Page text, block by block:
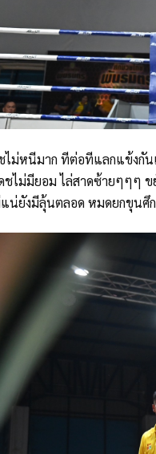
ไม่หนีมาก ทีต่อทีแลกแข้งกัน
ไม่มียอม ไล่สาดซ้ายๆๆๆ ข
แน่ยังมีลุ้นตลอด หมดยกขุนศึ